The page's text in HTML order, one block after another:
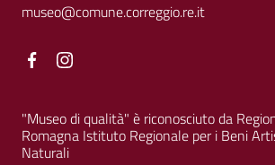
museo@comune.correggio.re.it
Facebook
"Museo di qualità" è riconosciuto da
Romagna Istituto Regionale per i Beni
Naturali